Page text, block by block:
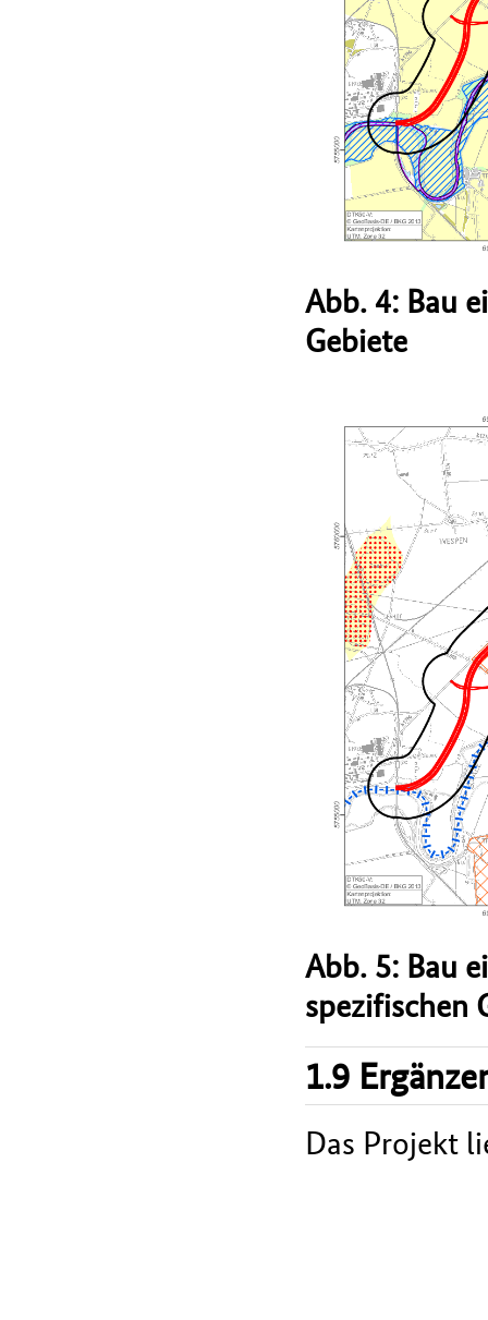
Abb. 4: Bau
Gebiete
Abb. 5: Bau
spezifischen
1.9
Das Projekt